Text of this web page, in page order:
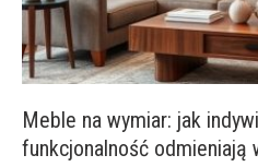
Meble na wymiar: jak
funkcjonalność odmieniają